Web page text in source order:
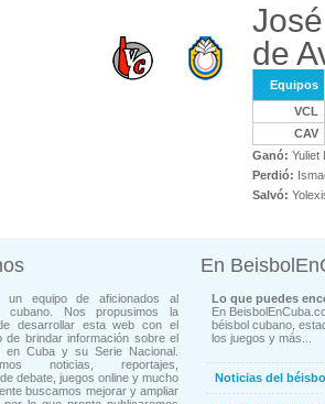
de
Equipos
VCL
CAV
Ganó: Yuliet
Perdió:
Salvó:
un equipo de aficionados al
cubano. Nos propusimos la
desarrollar esta web con el
de brindar información sobre el
en Cuba y su Serie Nacional.
noticias, reportajes,
debate, juegos online y mucho
buscamos mejorar y ampliar
En
Lo que puedes
En
béisbol cubano,
los juegos y más...
Noticias del